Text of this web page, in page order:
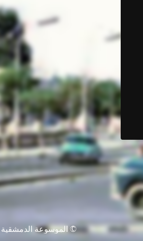
© الموسوعة الدمشقية 2025